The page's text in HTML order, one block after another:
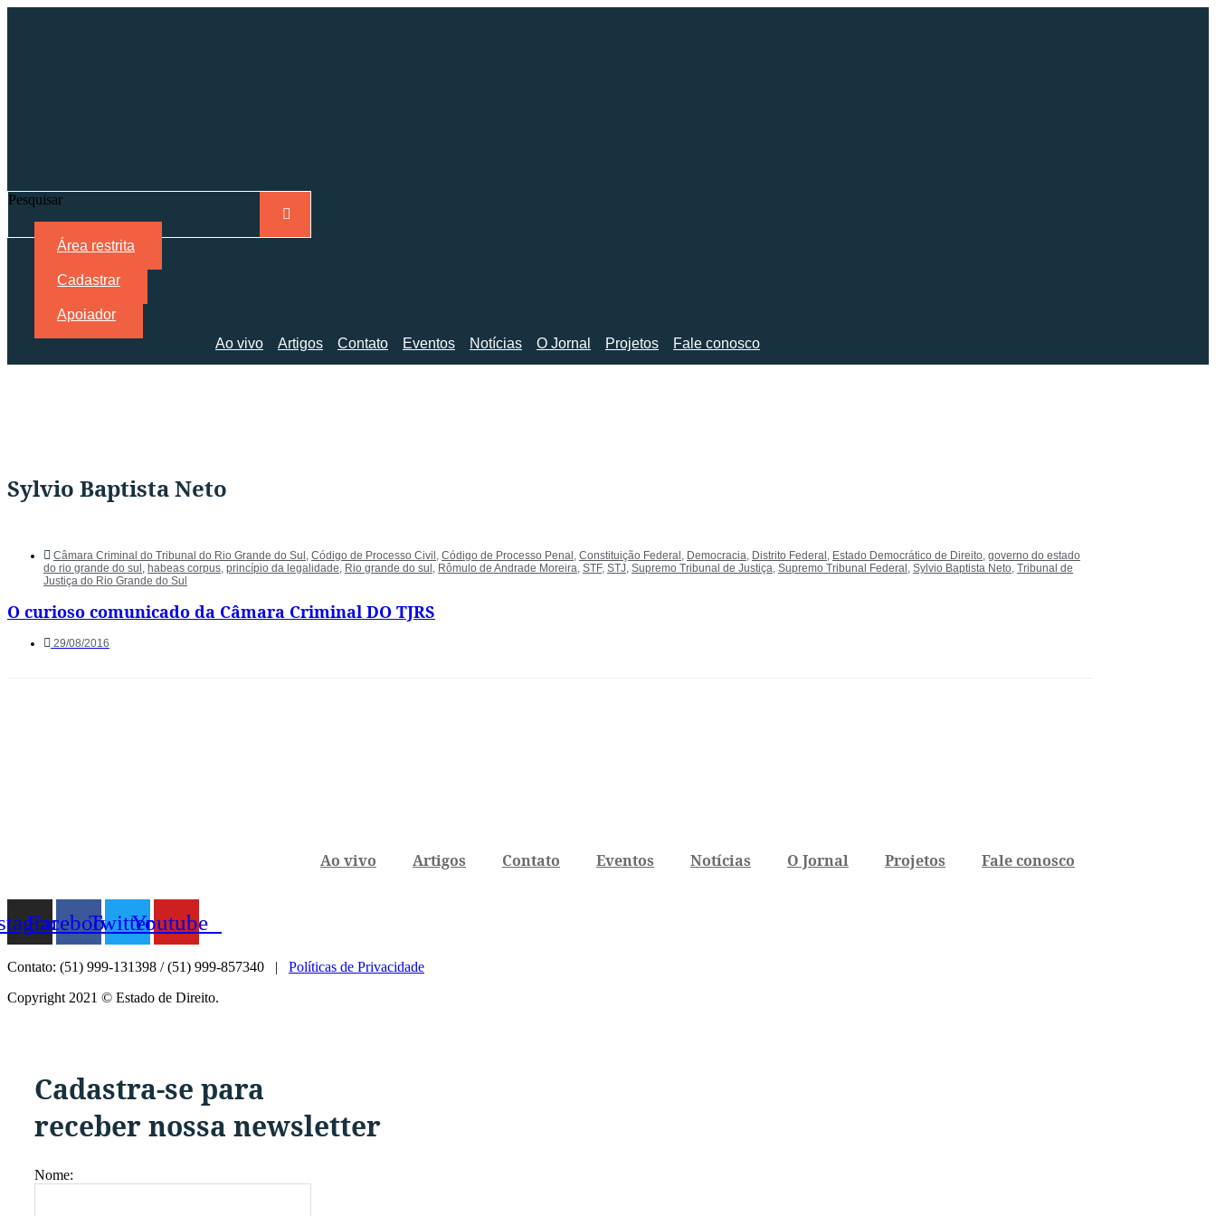
Pesquisar
Área restrita
Cadastrar
Apoiador
Ao vivo
Artigos Contato Eventos Notícias O Jornal Projetos Fale conosco
Sylvio Baptista Neto
Câmara Criminal do Tribunal do Rio Grande do Sul , Código de Processo Civil , Código de Processo Penal , Constituição Federal , Democracia, Distrito Federal , Estado Democrático de Direito, governo do estado
do rio grande do sul , habeas corpus, princípio da legalidade, Rio grande do sul , Rômulo de Andrade Moreira, STF, STJ, Supremo Tribunal de Justiça, Supremo Tribunal Federal , Sylvio Baptista Neto, Tribunal de
Justiça do Rio Grande do Sul
O curioso comunicado da Câmara Criminal DO TJRS
29/08/2016
Ao vivo Artigos Contato Eventos Notícias O Jornal Projetos Fale conosco
FacebookTwitterYoutube
Contato: (51) 999-131398 / (51) 999-857340 | Políticas de Privacidade
Copyright 2021 © Estado de Direito.
Cadastra-se para
receber nossa newsletter
Nome: